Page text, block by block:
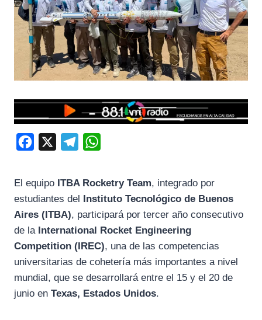
e
b
o
o
k
e
g
r
a
m
t
s
A
p
p
El equipo ITBA Rocketry Team, integrado por
estudiantes del Instituto Tecnológico de Buenos
Aires (ITBA), participará por tercer año consecutivo
de la International Rocket Engineering
Competition (IREC), una de las competencias
universitarias de cohetería más importantes a nivel
mundial, que se desarrollará entre el 15 y el 20 de
junio en Texas, Estados Unidos.